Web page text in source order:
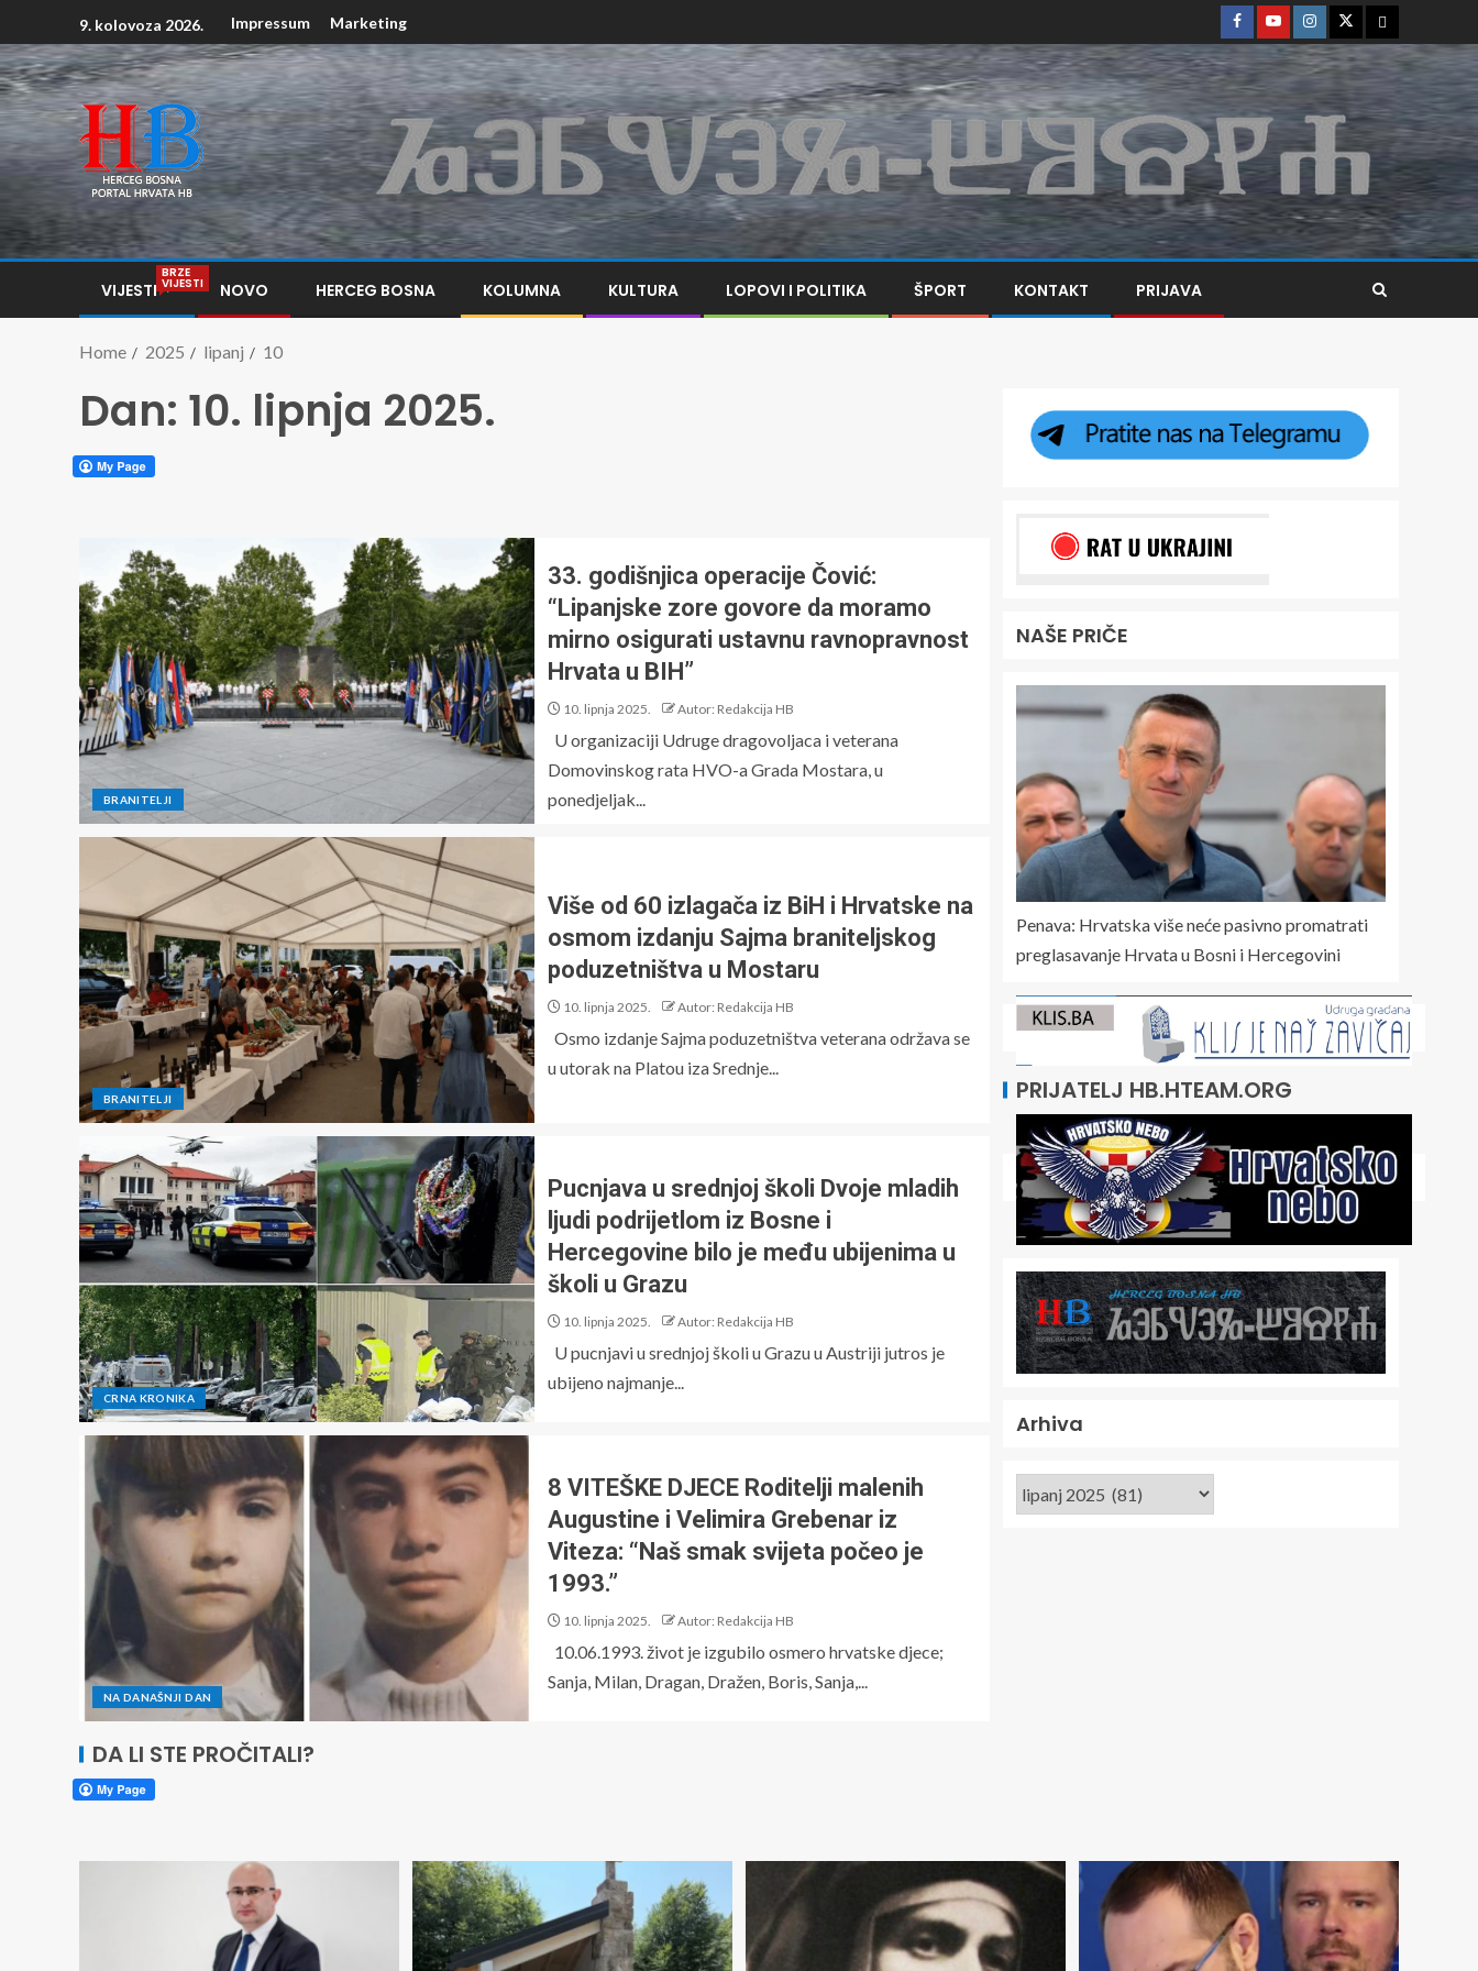
9. kolovoza 2026. Impressum Marketing
VIJESTI
BRZE
VIJESTI NOVO HERCEG BOSNA KOLUMNA KULTURA LOPOVI I POLITIKA ŠPORT KONTAKT PRIJAVA
Home 2025 lipanj 10
Dan: 10. lipnja 2025.
BRANITELJI
33. godišnjica operacije Čović:
“Lipanjske zore govore da moramo
mirno osigurati ustavnu ravnopravnost
Hrvata u BIH”
10. lipnja 2025. Autor: Redakcija HB
U organizaciji Udruge dragovoljaca i veterana
Domovinskog rata HVO-a Grada Mostara, u
ponedjeljak...
BRANITELJI
Više od 60 izlagača iz BiH i Hrvatske na
osmom izdanju Sajma braniteljskog
poduzetništva u Mostaru
10. lipnja 2025. Autor: Redakcija HB
Osmo izdanje Sajma poduzetništva veterana održava se
u utorak na Platou iza Srednje...
CRNA KRONIKA
Pucnjava u srednjoj školi Dvoje mladih
ljudi podrijetlom iz Bosne i
Hercegovine bilo je među ubijenima u
školi u Grazu
10. lipnja 2025. Autor: Redakcija HB
U pucnjavi u srednjoj školi u Grazu u Austriji jutros je
ubijeno najmanje...
NA DANAŠNJI DAN
8 VITEŠKE DJECE Roditelji malenih
Augustine i Velimira Grebenar iz
Viteza: “Naš smak svijeta počeo je
1993.”
10. lipnja 2025. Autor: Redakcija HB
10.06.1993. život je izgubilo osmero hrvatske djece;
Sanja, Milan, Dragan, Dražen, Boris, Sanja,...
NAŠE PRIČE
Penava: Hrvatska više neće pasivno promatrati
preglasavanje Hrvata u Bosni i Hercegovini
PRIJATELJ HB.HTEAM.ORG
Arhiva
DA LI STE PROČITALI?